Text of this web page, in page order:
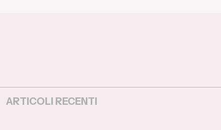
ARTICOLI RECENTI